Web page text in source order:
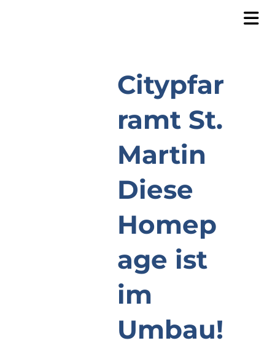
Citypfar
ramt St.
Martin
Diese
Homep
age ist
im
Umbau!